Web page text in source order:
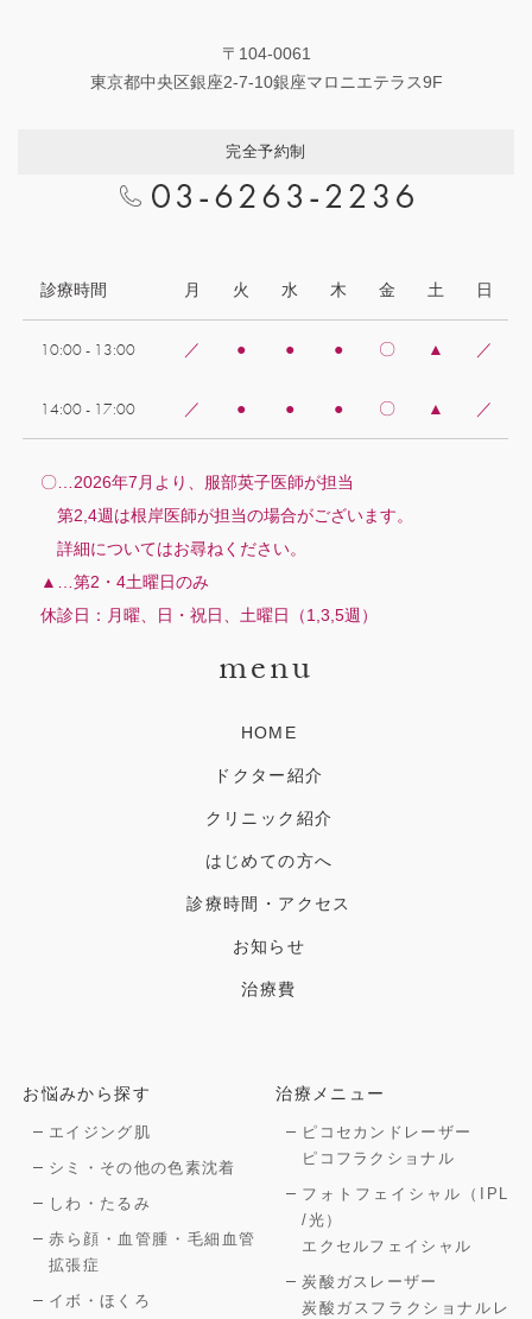
〒104-0061
東京都中央区銀座2-7-10銀座マロニエテラス9F
完全予約制
診療時間 月 火 水 木 金 土 日
10:00 - 13:00 ／ ● ● ● 〇 ▲ ／
14:00 - 17:00 ／ ● ● ● 〇 ▲ ／
〇…2026年7月より、服部英子医師が担当
第2,4週は根岸医師が担当の場合がございます。
詳細についてはお尋ねください。
▲…第2・4土曜日のみ
休診日：月曜、日・祝日、土曜日（1,3,5週）
menu
HOME
ドクター紹介
クリニック紹介
はじめての方へ
診療時間・アクセス
お知らせ
治療費
お悩みから探す
エイジング肌
シミ・その他の色素沈着
しわ・たるみ
赤ら顔・血管腫・毛細血管
拡張症
イボ・ほくろ
治療メニュー
ピコセカンドレーザー
ピコフラクショナル
フォトフェイシャル（IPL
/光）
エクセルフェイシャル
炭酸ガスレーザー
炭酸ガスフラクショナルレ